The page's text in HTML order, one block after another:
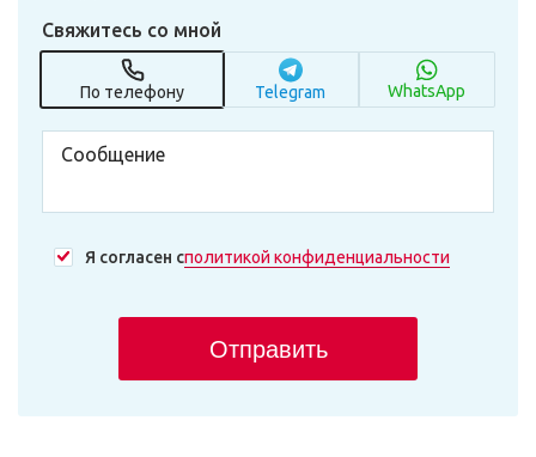
Свяжитесь со мной
По телефону Telegram WhatsApp
Я согласен сполитикой конфиденциальности
Отправить